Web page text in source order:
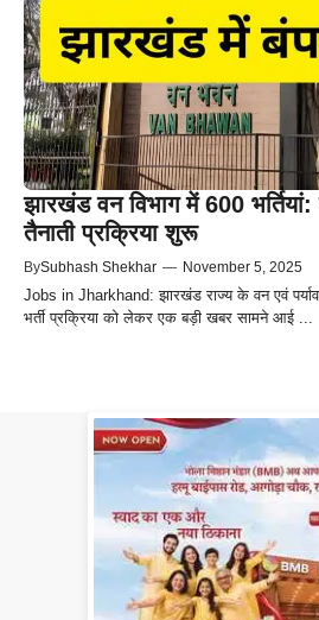
झारखंड वन विभाग में 600 भर्तियां:
तैनाती प्रक्रिया शुरू
BySubhash Shekhar — November 5, 2025
Jobs in Jharkhand: झारखंड राज्य के वन एवं
भर्ती प्रक्रिया को लेकर एक बड़ी खबर सामने आई ...